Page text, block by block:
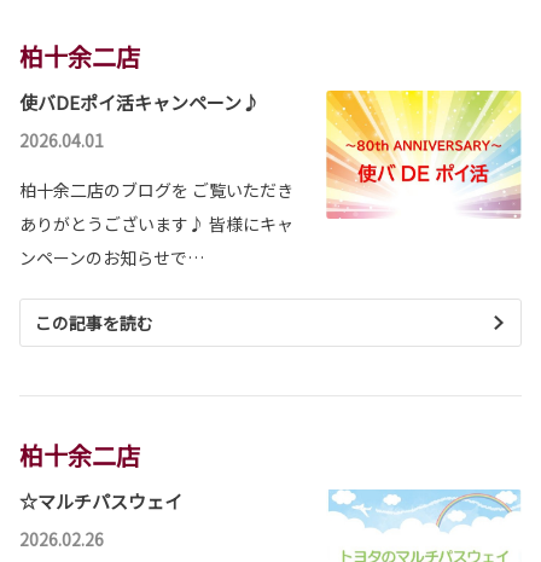
柏十余二店
使バDEポイ活キャンペーン♪
2026.04.01
柏十余二店のブログを ご覧いただき
ありがとうございます♪ 皆様にキャ
ンペーンのお知らせで…
この記事を読む
柏十余二店
☆マルチパスウェイ
2026.02.26